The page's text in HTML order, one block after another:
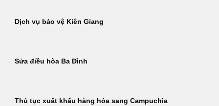
Dịch vụ bảo vệ Kiên Giang
Sửa điều hòa Ba Đình
Thủ tục xuất khẩu hàng hóa sang Campuchia